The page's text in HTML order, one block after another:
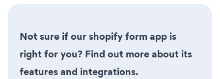
Not sure if our shopify form app is
right for you? Find out more about its
features and integrations.